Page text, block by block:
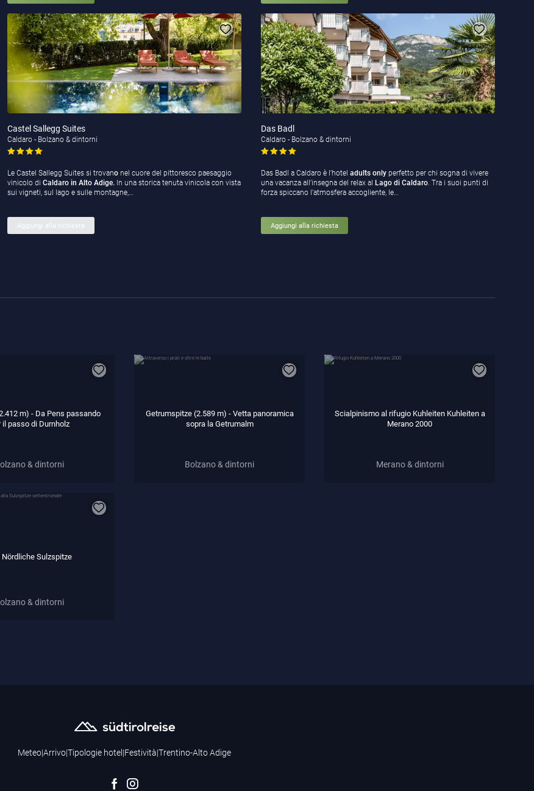
Castel Sallegg Suites
Caldaro - Bolzano & dintorni
Le Castel Sallegg Suites si trovanonel cuore del pittoresco paesaggio
vinicolo di Caldaro in Alto Adige.In una storica tenuta vinicola con vista
sui vigneti, sul lago e sulle montagne,…
Aggiungi alla richiesta
Das Badl
Caldaro - Bolzano & dintorni
Das Badl a Caldaro è l’hotel adults onlyperfetto per chi sogna di vivere
una vacanza all’insegna del relax al Lago di Caldaro. Tra i suoi punti di
forza spiccano l’atmosfera accogliente, le…
Aggiungi alla richiesta
m) - Da Pens passando
il passo di Durnholz
& dintorni
Getrumspitze (2.589 m) - Vetta panoramica
sopra la Getrumalm
Bolzano & dintorni
Scialpinismo al rifugio Kuhleiten Kuhleiten a
Merano 2000
Merano & dintorni
Nördliche Sulzspitze
& dintorni
Meteo|Arrivo|Tipologie hotel |Festività|Trentino-Alto Adige